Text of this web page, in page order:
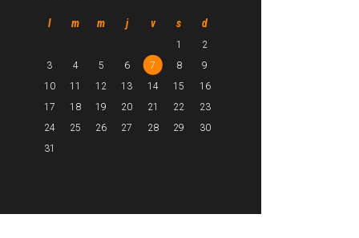
l m m j v s d
1
2
3
4 5 6 7 8
9
10
11 12 13 14 15
16
17
18 19 20 21 22
23
24
25 26 27 28 29
30
31